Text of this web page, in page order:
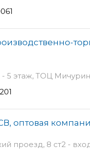
- 5 этаж, ТОЦ
оптовая
проезд, 8 ст2 -